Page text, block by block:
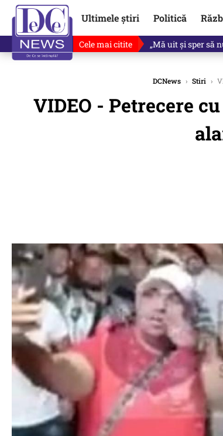
Ultimele știri Politică
Cele mai citite Ce se întâmplă cu
DCNews › Stiri ›
VIDEO - Petrecere